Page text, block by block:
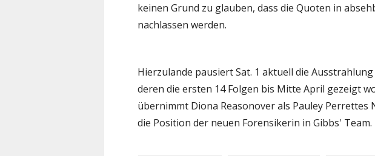
keinen Grund zu glauben, dass die Quoten in
nachlassen werden.
Hierzulande pausiert Sat. 1 aktuell die
deren die ersten 14 Folgen bis Mitte April gezeigt
übernimmt Diona Reasonover als Pauley
die Position der neuen Forensikerin in Gibbs' Team.